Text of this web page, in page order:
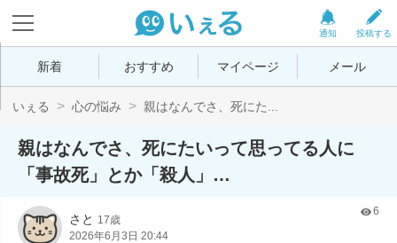
投稿する
通知
新着 おすすめ マイページ メール
いぇる 心の悩み 親はなんでさ、死にた...
親はなんでさ、死にたいって思ってる人に
「事故死」とか「殺人」…
さと 17歳
2026年6月3日 20:44
6